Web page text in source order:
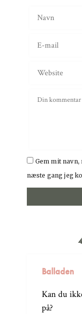
Gem mit
næste gang jeg
Balladen
Kan du
på?